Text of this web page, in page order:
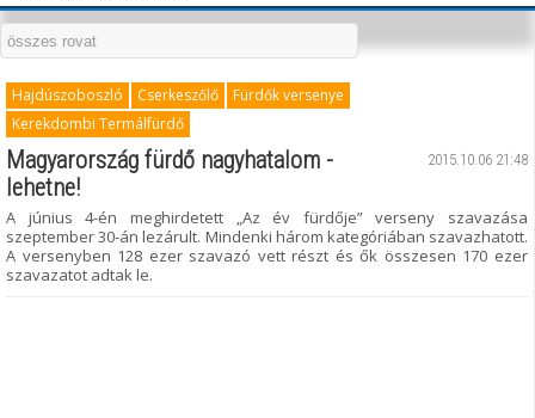
Hajdúszoboszló Cserkeszőlő
Fürdők versenye
Kerekdombi Termálfürdő
2015.10.06 21:48
Magyarország fürdő nagyhatalom -
lehetne!
A június 4-én meghirdetett „Az év fürdője” verseny szavazása
szeptember 30-án lezárult. Mindenki három kategóriában szavazhatott.
A versenyben 128 ezer szavazó vett részt és ők összesen 170 ezer
szavazatot adtak le.